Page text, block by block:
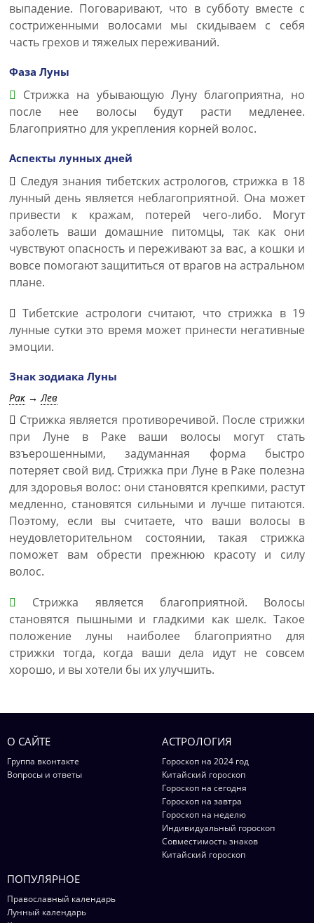
выпадение. Поговаривают, что в субботу вместе с
состриженными волосами мы скидываем с себя
часть грехов и тяжелых переживаний.
Фаза Луны
Стрижка на убывающую Луну благоприятна, но
после нее волосы будут расти медленее.
Благоприятно для укрепления корней волос.
Аспекты лунных дней
Следуя знания тибетских астрологов, стрижка в 18
лунный день является неблагоприятной. Она может
привести к кражам, потерей чего-либо. Могут
заболеть ваши домашние питомцы, так как они
чувствуют опасность и переживают за вас, а кошки и
вовсе помогают защититься от врагов на астральном
плане.
Тибетские астрологи считают, что стрижка в 19
лунные сутки это время может принести негативные
эмоции.
Знак зодиака Луны
Рак →Лев
Стрижка является противоречивой. После стрижки
при Луне в Раке ваши волосы могут стать
взъерошенными, задуманная форма быстро
потеряет свой вид. Стрижка при Луне в Раке полезна
для здоровья волос: они становятся крепкими, растут
медленно, становятся сильными и лучше питаются.
Поэтому, если вы считаете, что ваши волосы в
неудовлеторительном состоянии, такая стрижка
поможет вам обрести прежнюю красоту и силу
волос.
Стрижка является благоприятной. Волосы
становятся пышными и гладкими как шелк. Такое
положение луны наиболее благоприятно для
стрижки тогда, когда ваши дела идут не совсем
хорошо, и вы хотели бы их улучшить.
О САЙТЕ
Группа вконтакте
Вопросы и ответы
АСТРОЛОГИЯ
Гороскоп на 2024 год
Китайский гороскоп
Гороскоп на сегодня
Гороскоп на завтра
Гороскоп на неделю
Индивидуальный гороскоп
Совместимость знаков
Китайский гороскоп
ПОПУЛЯРНОЕ
Православный календарь
Лунный календарь